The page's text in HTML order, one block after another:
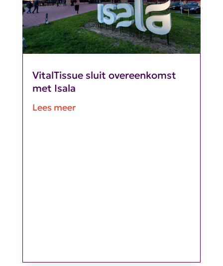
VitalTissue sluit overeenkomst
met Isala
Lees meer